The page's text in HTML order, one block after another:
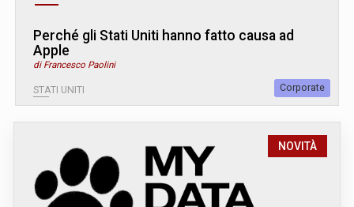
Perché gli Stati Uniti hanno fatto causa ad
Apple
di Francesco Paolini
STATI UNITI Corporate
NOVITÀ